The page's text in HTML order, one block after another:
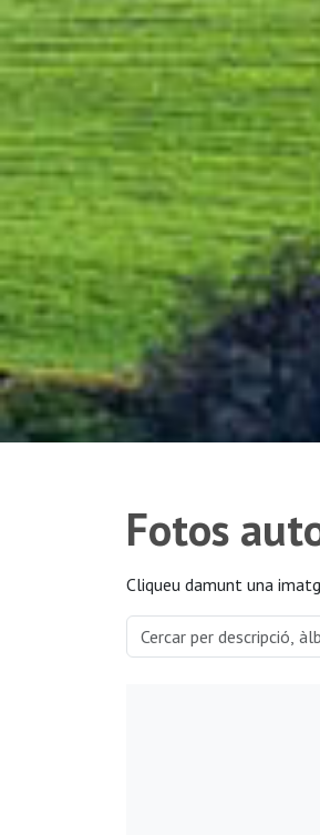
Fotos
Cliqueu damunt una